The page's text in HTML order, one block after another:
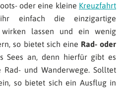
oder eine kleine Kreuzfahrt
einfach die einzigartige
lassen und ein wenig
so bietet sich eine Rad- oder
Sees an, denn hierfür gibt es
Rad- und Wanderwege. Solltet
so bietet sich ein Ausflug in